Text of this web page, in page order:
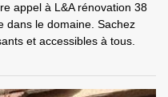
appel à L&A rénovation 38
dans le domaine. Sachez
et accessibles à tous.